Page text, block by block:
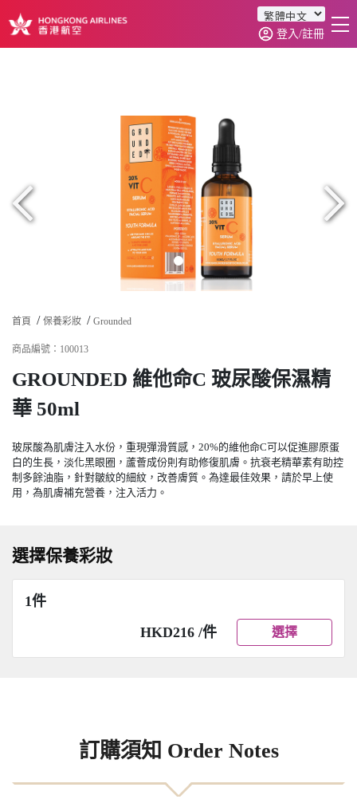
登入/註冊
首頁 保養彩妝 Grounded
商品編號：100013
GROUNDED 維他命C 玻尿酸保濕精
華 50ml
玻尿酸為肌膚注入水份，重現彈滑質感，20%的維他命C可以促進膠原蛋
白的生長，淡化黑眼圈，蘆薈成份則有助修復肌膚。抗衰老精華素有助控
制多餘油脂，針對皺紋的細紋，改善膚質。為達最佳效果，請於早上使
用，為肌膚補充營養，注入活力。
選擇保養彩妝
1件
HKD216 /件
選擇
訂購須知 Order Notes